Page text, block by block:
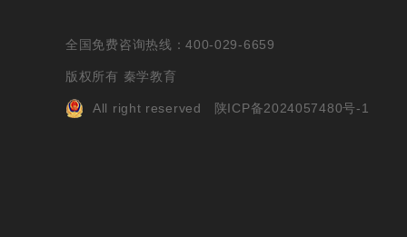
全国免费咨询热线：400-029-6659
版权所有 秦学教育
All right reserved 陕ICP备2024057480号-1